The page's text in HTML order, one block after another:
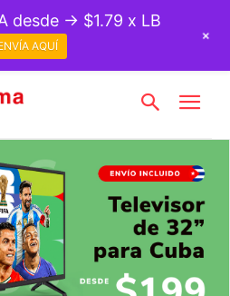
desde → $1.79 x LB
AQUÍ
+